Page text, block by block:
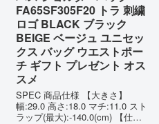
FA65SF305F20 トラ 刺繍
ロゴ BLACK ブラック
BEIGE ベージュ ユニセッ
クス バッグ ウエストポー
チ ギフト プレゼント オス
スメ
SPEC 商品仕様 【大きさ】
幅:29.0 高さ:18.0 マチ:11.0 スト
ラップ(最大):-140.0(cm) 【仕